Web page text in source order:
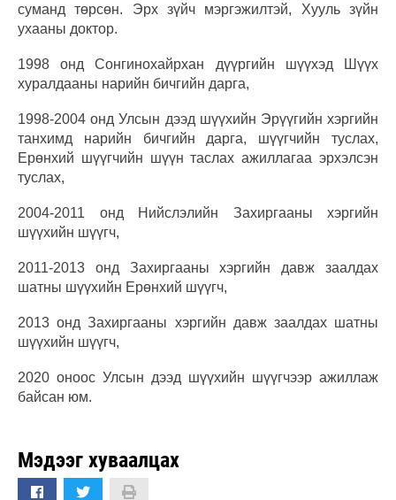
суманд төрсөн. Эрх зүйч мэргэжилтэй, Хууль зүйн
ухааны доктор.
1998 онд Сонгинохайрхан дүүргийн шүүхэд Шүүх
хуралдааны нарийн бичгийн дарга,
1998-2004 онд Улсын дээд шүүхийн Эрүүгийн хэргийн
танхимд нарийн бичгийн дарга, шүүгчийн туслах,
Ерөнхий шүүгчийн шүүн таслах ажиллагаа эрхэлсэн
туслах,
2004-2011 онд Нийслэлийн Захиргааны хэргийн
шүүхийн шүүгч,
2011-2013 онд Захиргааны хэргийн давж заалдах
шатны шүүхийн Ерөнхий шүүгч,
2013 онд Захиргааны хэргийн давж заалдах шатны
шүүхийн шүүгч,
2020 оноос Улсын дээд шүүхийн шүүгчээр ажиллаж
байсан юм.
Мэдээг хуваалцах